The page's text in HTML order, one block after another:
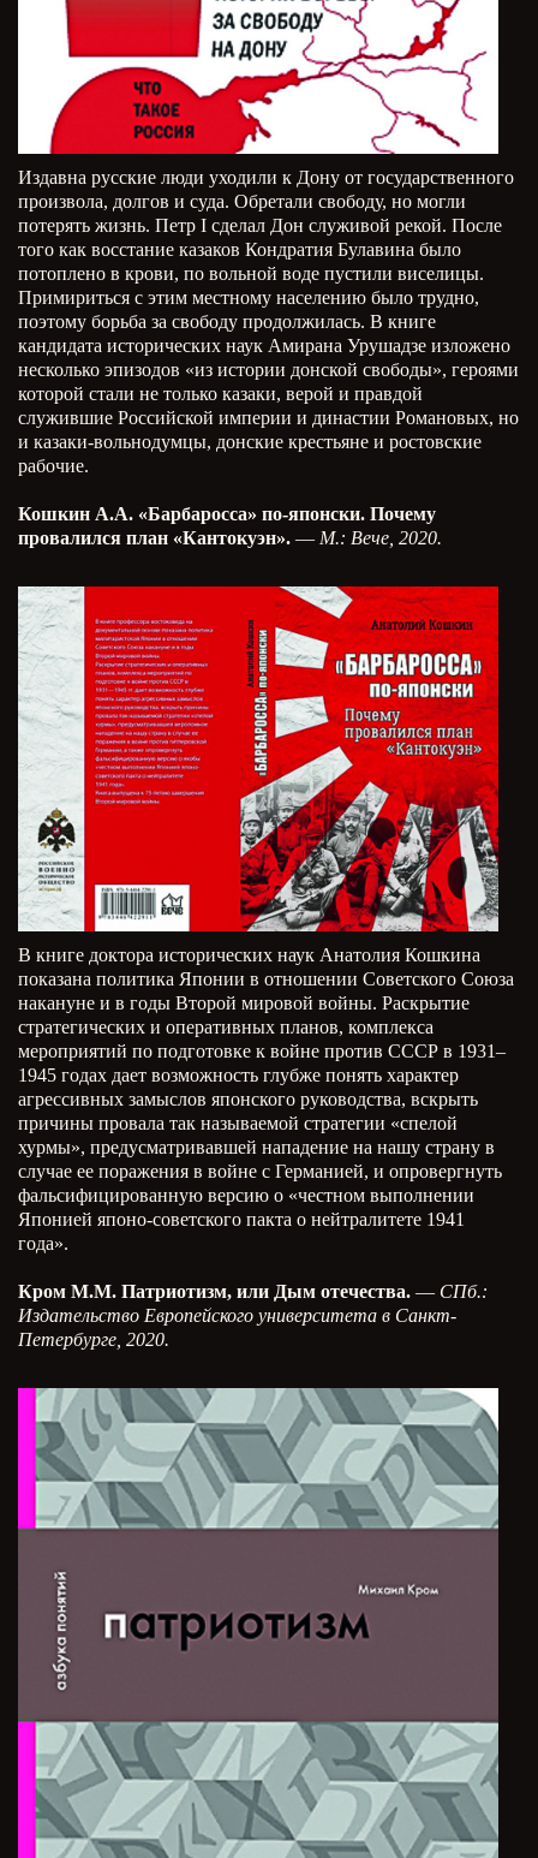
Издавна русские люди уходили к Дону от государственного
произвола, долгов и суда. Обретали свободу, но могли
потерять жизнь. Петр I сделал Дон служивой рекой. После
того как восстание казаков Кондратия Булавина было
потоплено в крови, по вольной воде пустили виселицы.
Примириться с этим местному населению было трудно,
поэтому борьба за свободу продолжилась. В книге
кандидата исторических наук Амирана Урушадзе изложено
несколько эпизодов «из истории донской свободы», героями
которой стали не только казаки, верой и правдой
служившие Российской империи и династии Романовых, но
и казаки-вольнодумцы, донские крестьяне и ростовские
рабочие.
Кошкин А.А. «Барбаросса» по-японски. Почему
провалился план «Кантокуэн». — М.: Вече, 2020.
В книге доктора исторических наук Анатолия Кошкина
показана политика Японии в отношении Советского Союза
накануне и в годы Второй мировой войны. Раскрытие
стратегических и оперативных планов, комплекса
мероприятий по подготовке к войне против СССР в 1931–
1945 годах дает возможность глубже понять характер
агрессивных замыслов японского руководства, вскрыть
причины провала так называемой стратегии «спелой
хурмы», предусматривавшей нападение на нашу страну в
случае ее поражения в войне с Германией, и опровергнуть
фальсифицированную версию о «честном выполнении
Японией японо-советского пакта о нейтралитете 1941
года».
Кром М.М. Патриотизм, или Дым отечества. — СПб.:
Издательство Европейского университета в Санкт-
Петербурге, 2020.